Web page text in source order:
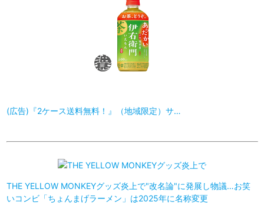
(広告)『2ケース送料無料！』（地域限定）サ…
THE YELLOW MONKEYグッズ炎上で"改名論"に発展し物議…お笑
いコンビ「ちょんまげラーメン」は2025年に名称変更